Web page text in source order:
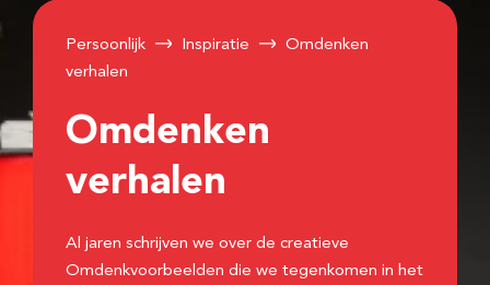
Persoonlijk Inspiratie
Omdenken
verhalen
Omdenken
verhalen
Al jaren schrijven we over de creatieve
Omdenkvoorbeelden die we tegenkomen in het